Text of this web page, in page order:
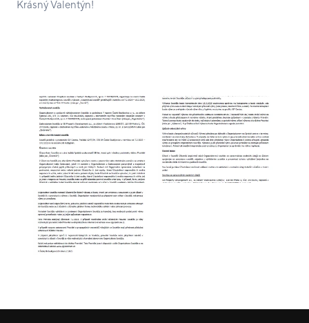
Krásný Valentýn!